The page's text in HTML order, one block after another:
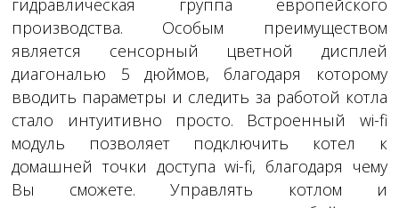
гидравлическая группа европейского
производства. Особым преимуществом
является сенсорный цветной дисплей
диагональю 5 дюймов, благодаря которому
вводить параметры и следить за работой котла
стало интуитивно просто. Встроенный wi-fi
модуль позволяет подключить котел к
домашней точки доступа wi-fi, благодаря чему
Вы сможете. Управлять котлом и